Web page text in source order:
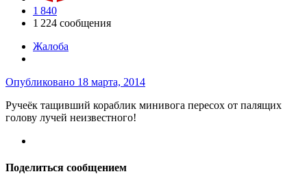
1 840
1 224 сообщения
Жалоба
Опубликовано 18 марта, 2014
Ручеёк тащивший кораблик минивога пересох от палящих
голову лучей неизвестного!
Поделиться сообщением